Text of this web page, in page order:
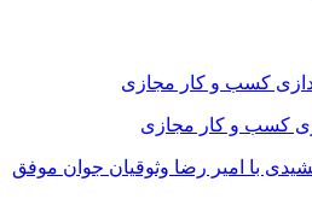
کسب و کار مجازی